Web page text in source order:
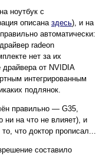
ноутбук с
описана здесь), и на
автоматически:
radeon
нет за их
от NVIDIA
интегрированным
подлянок.
правильно — G35,
ни на что не влияет), и
что доктор прописал...
составило